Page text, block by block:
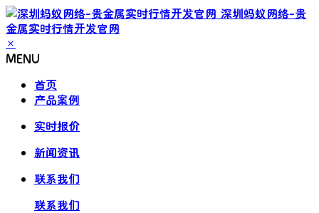
深圳蚂蚁网络-贵
金属实时行情开发官网
×
MENU
首页
产品案例
实时报价
新闻资讯
联系我们
联系我们